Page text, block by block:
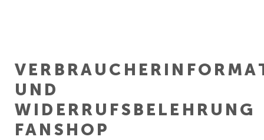
UND
WIDERRUFSBELEHRUNG
FANSHOP